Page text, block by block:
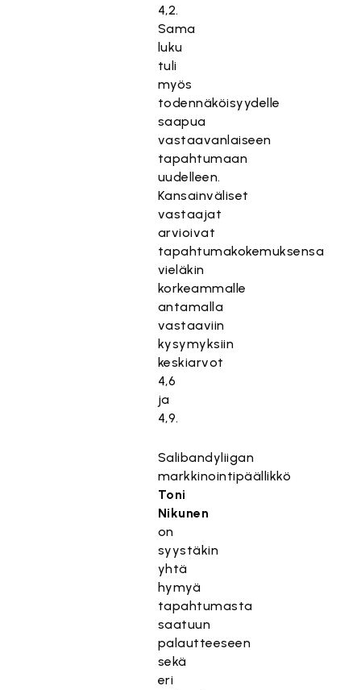
4,2.
Sama
luku
tuli
myös
todennäköisyydelle
saapua
vastaavanlaiseen
tapahtumaan
uudelleen.
Kansainväliset
vastaajat
arvioivat
tapahtumakokemuksensa
vieläkin
korkeammalle
antamalla
vastaaviin
kysymyksiin
keskiarvot
4,6
ja
4,9.
Salibandyliigan
markkinointipäällikkö
Toni
Nikunen
on
syystäkin
yhtä
hymyä
tapahtumasta
saatuun
palautteeseen
sekä
eri